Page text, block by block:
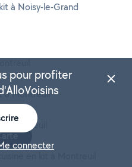
à Noisy-le-Grand
à Montreuil
Montreuil
pour profiter
connecter